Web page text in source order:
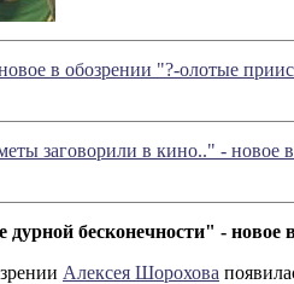
в обозрении "?-олотые
заговорили в кино.." -
дурной бесконечности" -
Алексея Шорохова